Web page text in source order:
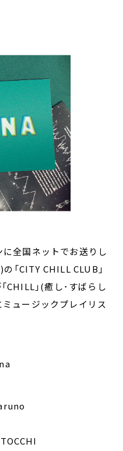
全国ネットでお送りし
「CITY CHILL CLUB」
CHILL」(癒し･すばらし
ュージックプレイリス